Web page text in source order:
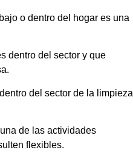
o dentro del hogar es una
dentro del sector y que
del sector de la limpieza
de las actividades
flexibles.